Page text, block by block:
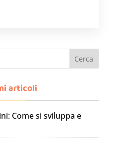
Cerca
articoli
Come si sviluppa e